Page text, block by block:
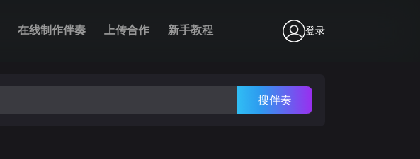
在线制作伴奏 上传合作 新手教程 登录
搜伴奏